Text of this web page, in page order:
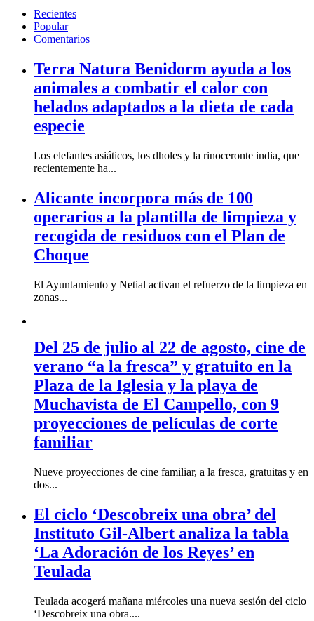
Recientes
Popular
Comentarios
Terra Natura Benidorm ayuda a los
animales a combatir el calor con
helados adaptados a la dieta de cada
especie
Los elefantes asiáticos, los dholes y la rinoceronte india, que
recientemente ha...
Alicante incorpora más de 100
operarios a la plantilla de limpieza y
recogida de residuos con el Plan de
Choque
El Ayuntamiento y Netial activan el refuerzo de la limpieza en
zonas...
Del 25 de julio al 22 de agosto, cine de
verano “a la fresca” y gratuito en la
Plaza de la Iglesia y la playa de
Muchavista de El Campello, con 9
proyecciones de películas de corte
familiar
Nueve proyecciones de cine familiar, a la fresca, gratuitas y en
dos...
El ciclo ‘Descobreix una obra’ del
Instituto Gil-Albert analiza la tabla
‘La Adoración de los Reyes’ en
Teulada
Teulada acogerá mañana miércoles una nueva sesión del ciclo
‘Descobreix una obra....